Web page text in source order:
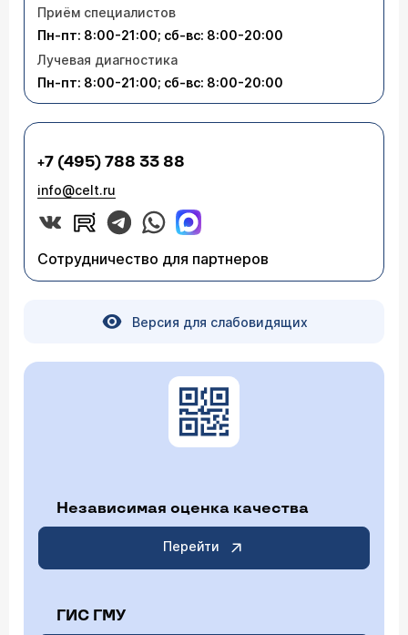
Приём специалистов
Пн-пт: 8:00-21:00; сб-вс: 8:00-20:00
Лучевая диагностика
Пн-пт: 8:00-21:00; сб-вс: 8:00-20:00
+7 (495) 788 33 88
info@celt.ru
Сотрудничество для партнеров
Версия для слабовидящих
Независимая оценка качества
Перейти
ГИС ГМУ